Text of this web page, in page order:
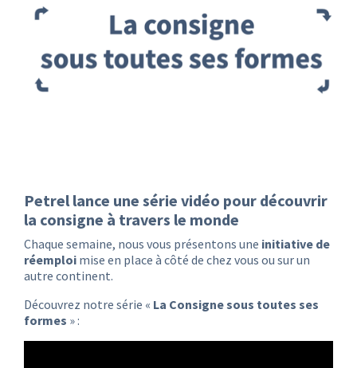
Petrel lance une série vidéo pour découvrir
la consigne à travers le monde
Chaque semaine, nous vous présentons une initiative de
réemploi mise en place à côté de chez vous ou sur un
autre continent.
Découvrez notre série « La Consigne sous toutes ses
formes » :